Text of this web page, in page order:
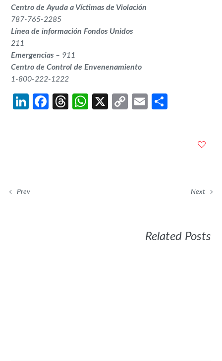
Centro de Ayuda a Víctimas de Violación
787-765-2285
Línea de información Fondos Unidos
211
Emergencias – 911
Centro de Control de Envenenamiento
1-800-222-1222
LinkedIn
Facebook
Threads
WhatsApp
X
CopyEmail
Prev Next
Related Posts